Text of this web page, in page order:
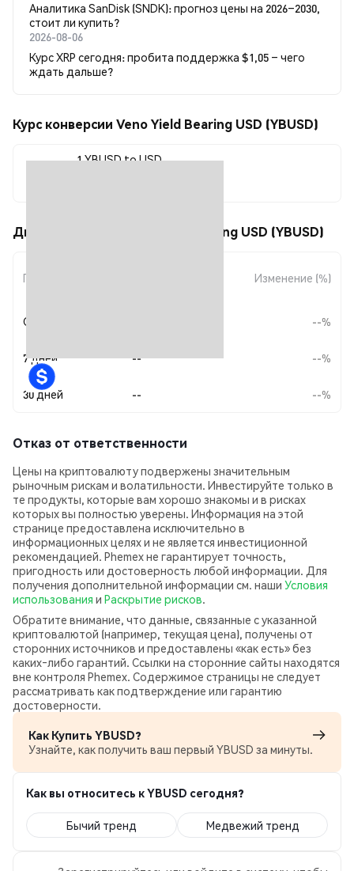
Аналитика SanDisk (SNDK): прогноз цены на 2026–2030,
стоит ли купить?
2026-08-06
Курс XRP сегодня: пробита поддержка $1,05 – чего
ждать дальше?
Курс конверсии Veno Yield Bearing USD (YBUSD)
1 YBUSD to USD
Движения цены Veno Yield Bearing USD (YBUSD)
Период Изменение (%)
Сегодня --%
7 дней -- --%
30 дней -- --%
Отказ от ответственности
Цены на криптовалюту подвержены значительным
рыночным рискам и волатильности. Инвестируйте только в
те продукты, которые вам хорошо знакомы и в рисках
которых вы полностью уверены. Информация на этой
странице предоставлена исключительно в
информационных целях и не является инвестиционной
рекомендацией. Phemex не гарантирует точность,
пригодность или достоверность любой информации. Для
получения дополнительной информации см. наши Условия
использования и Раскрытие рисков.
Обратите внимание, что данные, связанные с указанной
криптовалютой (например, текущая цена), получены от
сторонних источников и предоставлены «как есть» без
каких‑либо гарантий. Ссылки на сторонние сайты находятся
вне контроля Phemex. Содержимое страницы не следует
рассматривать как подтверждение или гарантию
достоверности.
Как Купить YBUSD?
Узнайте, как получить ваш первый YBUSD за минуты.
Как вы относитесь к YBUSD сегодня?
Бычий тренд Медвежий тренд